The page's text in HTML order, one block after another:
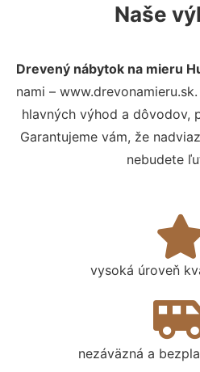
Naše
Drevený nábytok na mieru
nami –
hlavných výhod a dôvodov,
Garantujeme vám, že
nebudete
vysoká úroveň
nezáväzná a